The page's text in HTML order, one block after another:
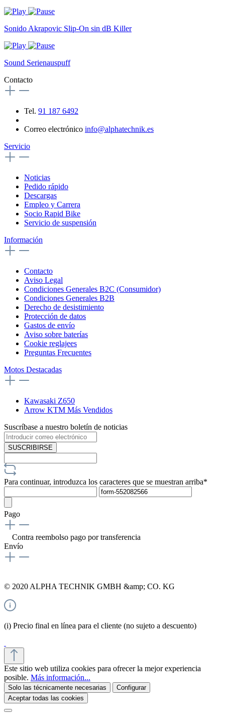
Sonido Akrapovic Slip-On sin dB Killer
Sound Serienauspuff
Contacto
Tel. 91 187 6492
Correo electrónico info@alphatechnik.es
Servicio
Noticias
Pedido rápido
Descargas
Empleo y Carrera
Socio Rapid Bike
Servicio de suspensión
Información
Contacto
Aviso Legal
Condiciones Generales B2C (Consumidor)
Condiciones Generales B2B
Derecho de desistimiento
Protección de datos
Gastos de envío
Aviso sobre baterías
Cookie reglajees
Preguntas Frecuentes
Motos Destacadas
Kawasaki Z650
Arrow KTM Más Vendidos
Suscríbase a nuestro boletín de noticias
SUSCRIBIRSE
Para continuar, introduzca los caracteres que se muestran arriba*
Pago
Contra reembolso pago por transferencia
Envío
© 2020 ALPHA TECHNIK GMBH &amp; CO. KG
(i) Precio final en línea para el cliente (no sujeto a descuento)
Este sitio web utiliza cookies para ofrecer la mejor experiencia
posible. Más información...
Solo las técnicamente necesarias
Configurar
Aceptar todas las cookies